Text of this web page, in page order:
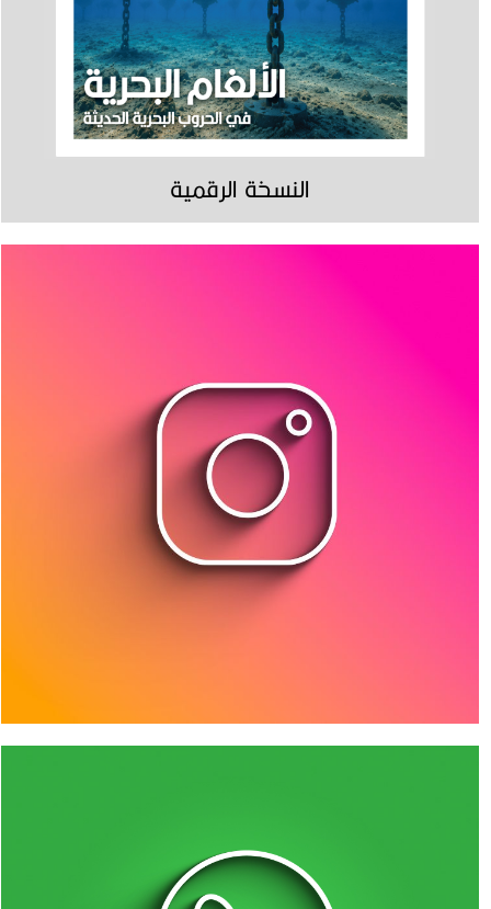
النسخة الرقمية